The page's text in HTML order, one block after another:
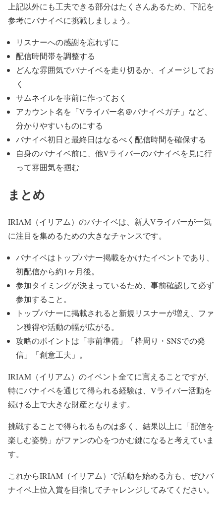
上記以外にも工夫できる部分はたくさんあるため、下記を
参考にバナイベに挑戦しましょう。
リスナーへの感謝を忘れずに
配信時間帯を調整する
どんな雰囲気でバナイベを走り切るか、イメージしてお
く
サムネイルを事前に作っておく
アカウント名を「Vライバー名＠バナイベガチ」など、
分かりやすいものにする
バナイベ初日と最終日はなるべく配信時間を確保する
自身のバナイベ前に、他Vライバーのバナイベを見に行
って雰囲気を掴む
まとめ
IRIAM（イリアム）のバナイベは、新人Vライバーが一気
に注目を集めるための大きなチャンスです。
バナイベはトップバナー掲載をかけたイベントであり、
初配信から約1ヶ月後。
参加タイミングが決まっているため、事前確認して必ず
参加すること。
トップバナーに掲載されると新規リスナーが増え、ファ
ン獲得や活動の幅が広がる。
攻略のポイントは「事前準備」「枠周り・SNSでの発
信」「創意工夫」。
IRIAM（イリアム）のイベント全てに言えることですが、
特にバナイベを通じて得られる経験は、Vライバー活動を
続ける上で大きな財産となります。
挑戦することで得られるものは多く、結果以上に「配信を
楽しむ姿勢」がファンの心をつかむ鍵になると考えていま
す。
これからIRIAM（イリアム）で活動を始める方も、ぜひバ
ナイベ上位入賞を目指してチャレンジしてみてください。